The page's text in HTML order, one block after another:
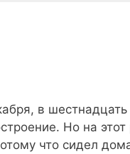
в
Но на
что сидел